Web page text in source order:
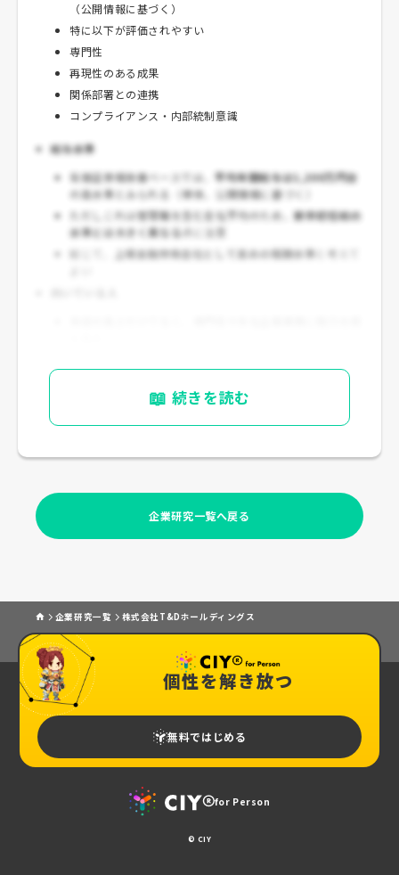
（公開情報に基づく）
特に以下が評価されやすい
専門性
再現性のある成果
関係部署との連携
コンプライアンス・内部統制意識
給与水準
有価証券報告書ベースでは、 平均年間給与は1,200万円台
の高水準とみられる（単体、公開情報に基づく）
ただしこれは管理職を含む全社平均のため、新卒初任給の
水準とは大きく異なる点に注意
総じて、
上場金融持株会社として高めの報酬水準 と考えて
📖 続きを読む
企業研究一覧へ戻る
企業研究一覧 株式会社T&Dホールディングス
個性を解き放つ
無料ではじめる
for Person
© CIY